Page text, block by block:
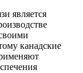
является
канадские